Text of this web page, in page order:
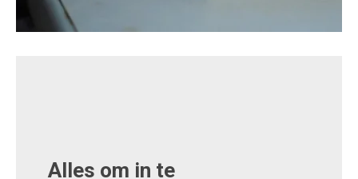
Alles om in te